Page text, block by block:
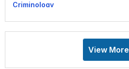
Criminology
View More